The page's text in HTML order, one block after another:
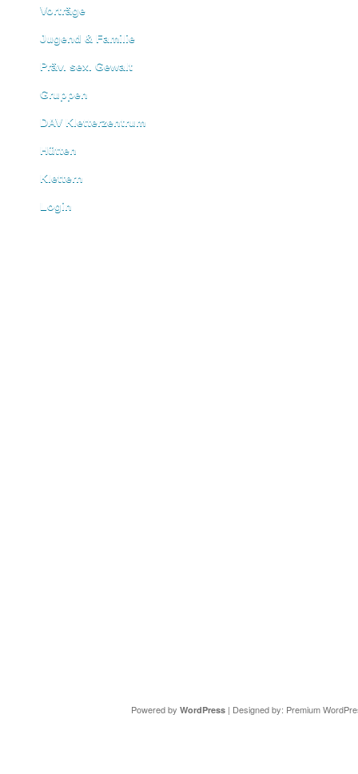
Vorträge
Jugend & Familie
Präv. sex. Gewalt
Gruppen
DAV Kletterzentrum
Hütten
Klettern
Login
Powered by WordPress| Designed by: Premium